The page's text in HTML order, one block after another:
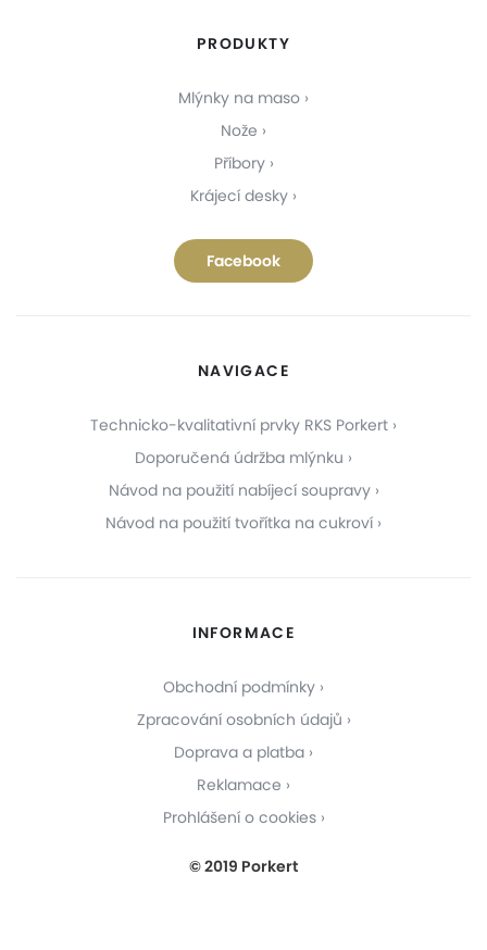
PRODUKTY
Mlýnky na maso
Nože
Příbory
Krájecí desky
Facebook
NAVIGACE
Technicko-kvalitativní prvky RKS Porkert
Doporučená údržba mlýnku
Návod na použití nabíjecí soupravy
Návod na použití tvořítka na cukroví
INFORMACE
Obchodní podmínky
Zpracování osobních údajů
Doprava a platba
Reklamace
Prohlášení o cookies
© 2019 Porkert